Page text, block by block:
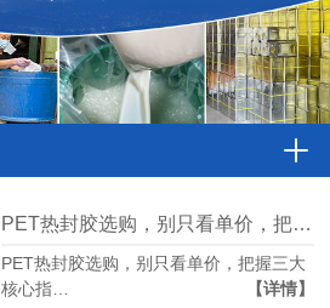
PET热封胶选购，别只看单价，把握三大核心指标
PET热封胶选购，别只看单价，把握三大
核心指…
【详情】